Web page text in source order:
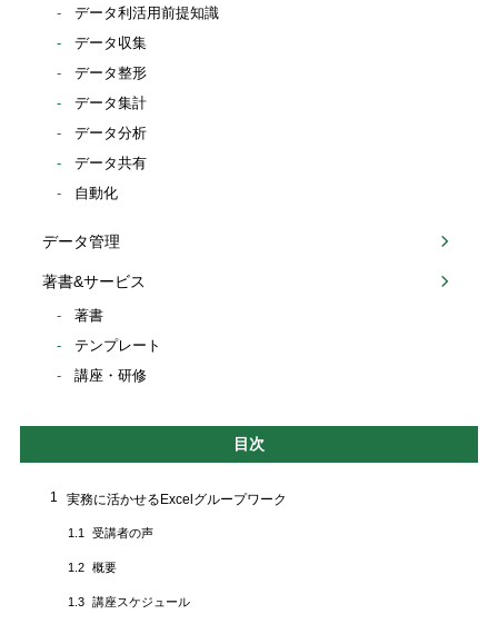
データ利活用前提知識
データ収集
データ整形
データ集計
データ分析
データ共有
自動化
データ管理
著書&サービス
著書
テンプレート
講座・研修
目次
1 実務に活かせるExcelグループワーク
1.1 受講者の声
1.2 概要
1.3 講座スケジュール